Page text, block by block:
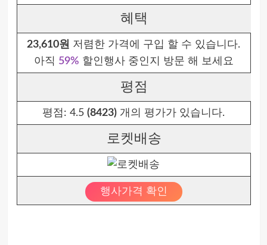
혜택
23,610원 저렴한 가격에 구입 할 수 있습니다.
아직 59% 할인행사 중인지 방문 해 보세요
평점
평점: 4.5 (8423) 개의 평가가 있습니다.
로켓배송
행사가격 확인